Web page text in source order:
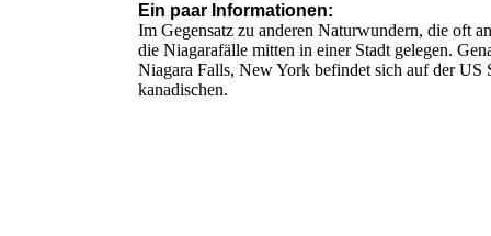
Ein paar Informationen:
Im Gegensatz zu anderen Naturwundern, die oft
die Niagarafälle mitten in einer Stadt gelegen.
Niagara Falls, New York befindet sich auf der US
kanadischen.